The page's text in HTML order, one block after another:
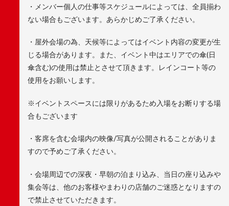
・メンバー個人の仕事等スケジュールによっては、全員揃わ
ない場合もございます。あらかじめご了承ください。
・屋外会場の為、天候等によってはイベント内容の変更が生
じる場合があります。また、イベント中はエリアでの傘(日
傘含む)の使用は禁止とさせて頂きます。レインコート等の
使用をお願いします。
※イベントスペースには限りがあるため入場をお断りする場
合もございます
・客席を含む会場内の映像/写真が公開されることがありま
すので予めご了承ください。
・会場周辺での深夜・早朝の泊まり込み、当日の座り込みや
集会等は、他のお客様やまわりの店舗のご迷惑となりますの
で禁止させていただきます。